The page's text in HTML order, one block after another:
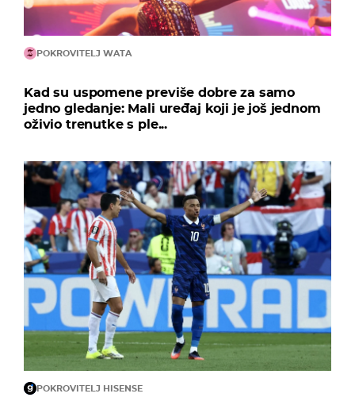
POKROVITELJ WATA
Kad su uspomene previše dobre za samo
jedno gledanje: Mali uređaj koji je još jednom
oživio trenutke s ple...
POKROVITELJ HISENSE